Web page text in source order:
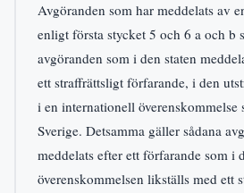
Avgöranden som har meddelats av
enligt första stycket 5 och 6 a och b
avgöranden som i den staten
ett straffrättsligt förfarande, i den
i en internationell överenskommelse
Sverige. Detsamma gäller sådana
meddelats efter ett förfarande som i
överenskommelsen likställs med ett